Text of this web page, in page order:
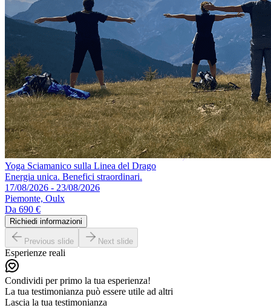
Yoga Sciamanico sulla Linea del Drago
Energia unica. Benefici straordinari.
17/08/2026 - 23/08/2026
Piemonte, Oulx
Da 690 €
Richiedi informazioni
Previous slide Next slide
Esperienze reali
Condividi per primo la tua esperienza!
La tua testimonianza può essere utile ad altri
Lascia la tua testimonianza